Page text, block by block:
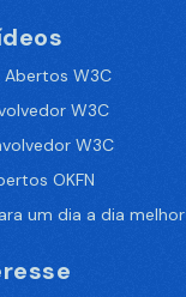
Abertos W3C
W3C
W3C
OKFN
um dia a dia melhor